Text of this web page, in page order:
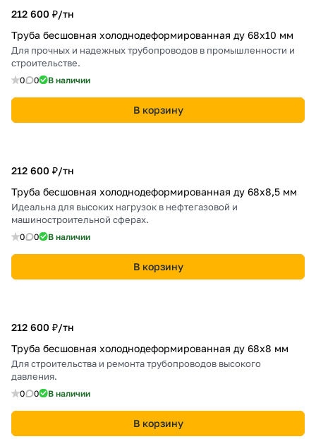
212 600 ₽/тн
Труба бесшовная холоднодеформированная ду 68х10 мм
Для прочных и надежных трубопроводов в промышленности и
строительстве.
0 0 В наличии
В корзину
212 600 ₽/тн
Труба бесшовная холоднодеформированная ду 68х8,5 мм
Идеальна для высоких нагрузок в нефтегазовой и
машиностроительной сферах.
0 0 В наличии
В корзину
212 600 ₽/тн
Труба бесшовная холоднодеформированная ду 68х8 мм
Для строительства и ремонта трубопроводов высокого
давления.
0 0 В наличии
В корзину